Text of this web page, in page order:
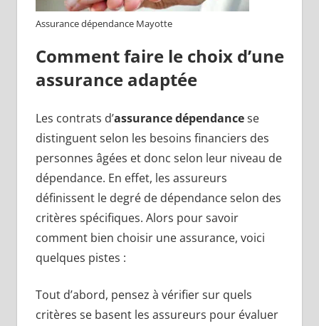
Assurance dépendance Mayotte
Comment faire le choix d’une
assurance adaptée
Les contrats d’assurance dépendancese
distinguent selon les besoins financiers des
personnes âgées et donc selon leur niveau de
dépendance. En effet, les assureurs
définissent le degré de dépendance selon des
critères spécifiques. Alors pour savoir
comment bien choisir une assurance, voici
quelques pistes :
Tout d’abord, pensez à vérifier sur quels
critères se basent les assureurs pour évaluer